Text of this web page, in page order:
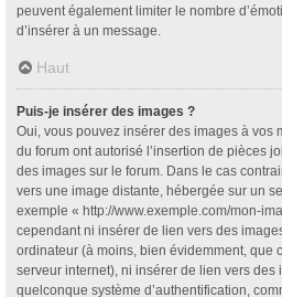
peuvent également limiter le nombre
d’insérer à un message.
Haut
Puis-je insérer des images ?
Oui, vous pouvez insérer des images à vos
du forum ont autorisé l’insertion de pièces
des images sur le forum. Dans le cas
vers une image distante, hébergée sur un
exemple « http://www.exemple.com/mon-
cependant ni insérer de lien vers des
ordinateur (à moins, bien évidemment, que
serveur internet), ni insérer de lien vers
quelconque système d’authentification,